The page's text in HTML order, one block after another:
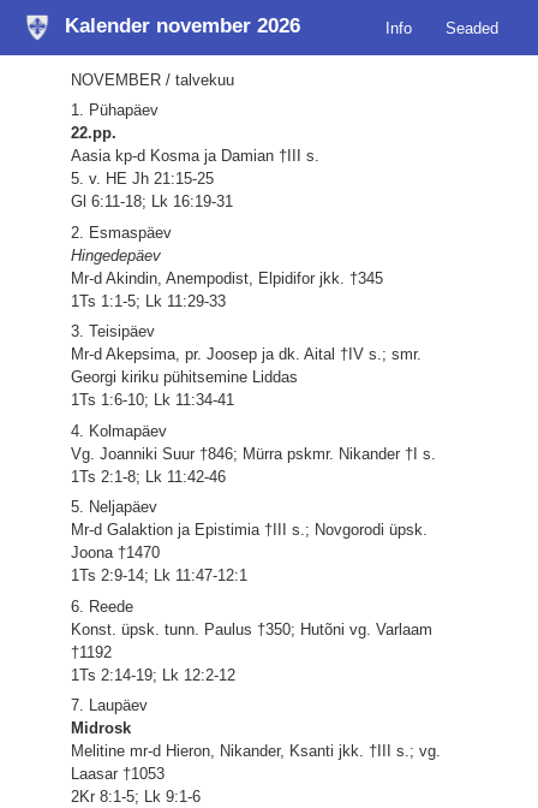
Kalender november 2026 Info Seaded
NOVEMBER / talvekuu
1. Pühapäev
22.pp.
Aasia kp-d Kosma ja Damian †III s.
5. v. HE Jh 21:15-25
Gl 6:11-18; Lk 16:19-31
2. Esmaspäev
Hingedepäev
Mr-d Akindin, Anempodist, Elpidifor jkk. †345
1Ts 1:1-5; Lk 11:29-33
3. Teisipäev
Mr-d Akepsima, pr. Joosep ja dk. Aital †IV s.; smr.
Georgi kiriku pühitsemine Liddas
1Ts 1:6-10; Lk 11:34-41
4. Kolmapäev
Vg. Joanniki Suur †846; Mürra pskmr. Nikander †I s.
1Ts 2:1-8; Lk 11:42-46
5. Neljapäev
Mr-d Galaktion ja Epistimia †III s.; Novgorodi üpsk.
Joona †1470
1Ts 2:9-14; Lk 11:47-12:1
6. Reede
Konst. üpsk. tunn. Paulus †350; Hutõni vg. Varlaam
†1192
1Ts 2:14-19; Lk 12:2-12
7. Laupäev
Midrosk
Melitine mr-d Hieron, Nikander, Ksanti jkk. †III s.; vg.
Laasar †1053
2Kr 8:1-5; Lk 9:1-6